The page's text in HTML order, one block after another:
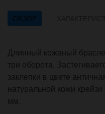
ОБЗОР
Длинный кожаный
три оборота.
заклепки в цвете
натуральной кожи
мм.